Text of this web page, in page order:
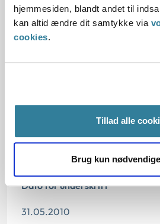
hjemmesiden, blandt andet til
kan altid ændre dit samtykke via
cookies.
Tillad alle
Brug kun
Afgørelse:
Oplysningerne i sagen
Dato for underskrift
31.05.2010